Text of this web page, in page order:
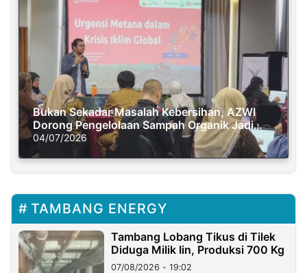
Bukan Sekadar Masalah Kebersihan, AZWI
Dorong Pengelolaan Sampah Organik Jadi
Solusi Krisis Iklim
04/07/2026
TAMBANG ENERGY
Tambang Lobang Tikus di Tilek
Diduga Milik Iin, Produksi 700 Kg
07/08/2026 - 19:02